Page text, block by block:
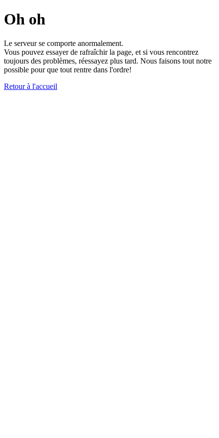
Oh oh
Le serveur se comporte anormalement.
Vous pouvez essayer de rafraîchir la page, et si vous rencontrez
toujours des problèmes, réessayez plus tard. Nous faisons tout notre
possible pour que tout rentre dans l'ordre!
Retour à l'accueil